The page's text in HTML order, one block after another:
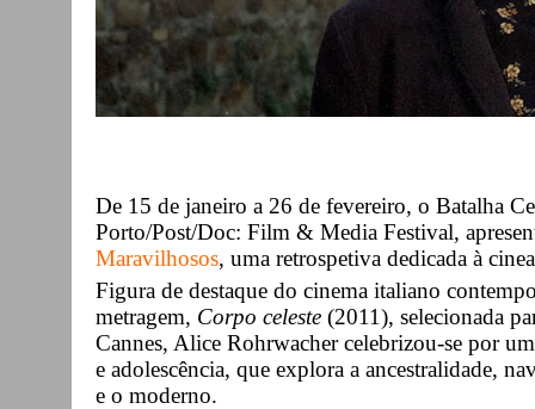
De 15 de janeiro a 26 de fevereiro, o Batalha
Porto/Post/Doc: Film & Media Festival,
Maravilhosos, uma retrospetiva dedicada à
Figura de destaque do cinema italiano
metragem, Corpo celeste (2011), selecionada
Cannes, Alice Rohrwacher celebrizou-se por
e adolescência, que explora a ancestralidade,
e o moderno.